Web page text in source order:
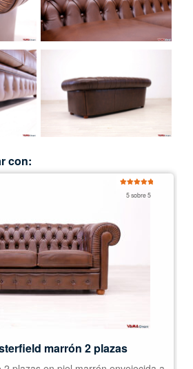
con:
5 sobre 5
marrón 2 plazas